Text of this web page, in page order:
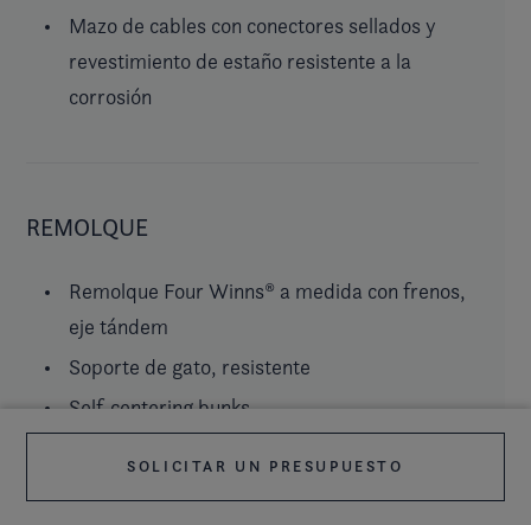
Mazo de cables con conectores sellados y
revestimiento de estaño resistente a la
corrosión
REMOLQUE
Remolque Four Winns® a medida con frenos,
eje tándem
Soporte de gato, resistente
Self-centering bunks
SOLICITAR UN PRESUPUESTO